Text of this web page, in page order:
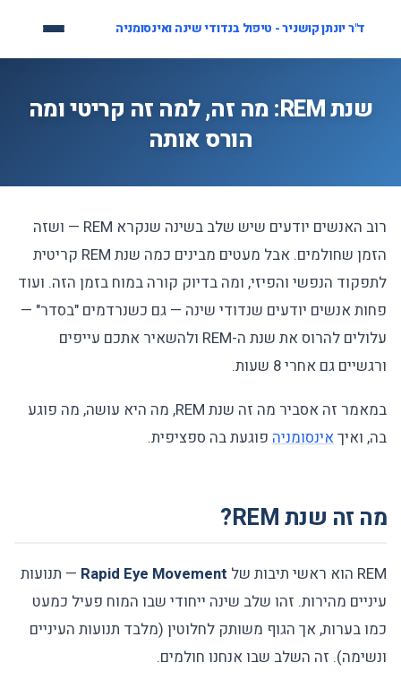
ד"ר יונתן קושניר - טיפול בנדודי שינה ואינסומניה
שנת REM: מה זה, למה זה קריטי ומה
הורס אותה
רוב האנשים יודעים שיש שלב בשינה שנקרא REM — ושזה
הזמן שחולמים. אבל מעטים מבינים כמה שנת REM קריטית
לתפקוד הנפשי והפיזי, ומה בדיוק קורה במוח בזמן הזה. ועוד
פחות אנשים יודעים שנדודי שינה — גם כשנרדמים "בסדר" —
עלולים להרוס את שנת ה-REM ולהשאיר אתכם עייפים
ורגשיים גם אחרי 8 שעות.
במאמר זה אסביר מה זה שנת REM, מה היא עושה, מה פוגע
בה, ואיךאינסומניה פוגעת בה ספציפית.
מה זה שנת REM?
REM הוא ראשי תיבות של Rapid Eye Movement — תנועות
עיניים מהירות. זהו שלב שינה ייחודי שבו המוח פעיל כמעט
כמו בערות, אך הגוף משותק לחלוטין (מלבד תנועות העיניים
ונשימה). זה השלב שבו אנחנו חולמים.